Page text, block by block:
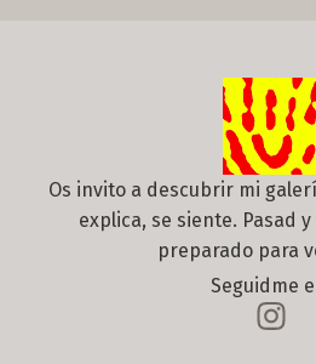
Os invito a descubrir mi
explica, se siente. Pasad
preparado para
Seguidme